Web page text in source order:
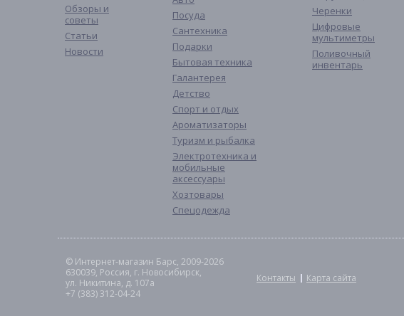
Обзоры и
советы
Статьи
Новости
Посуда
Сантехника
Подарки
Бытовая техника
Галантерея
Детство
Спорт и отдых
Ароматизаторы
Туризм и рыбалка
Электротехника и
мобильные
аксессуары
Хозтовары
Спецодежда
Черенки
Цифровые
мультиметры
Поливочный
инвентарь
© Интернет-магазин Барс, 2009-2026
630039, Россия, г. Новосибирск,
ул. Никитина, д. 107а
+7 (383) 312-04-24
Контакты Карта сайта